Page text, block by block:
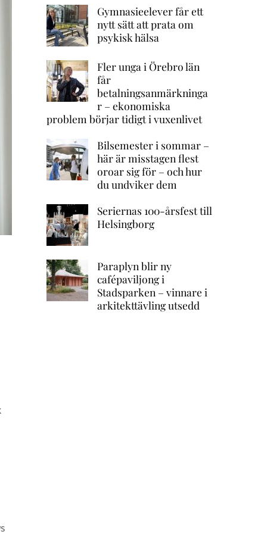
Gymnasieelever får ett
nytt sätt att prata om
psykisk hälsa
Fler unga i Örebro län
får
betalningsanmärkninga
r – ekonomiska
problem börjar tidigt i vuxenlivet
Bilsemester i sommar –
här är misstagen flest
oroar sig för – och hur
du undviker dem
Seriernas 100-årsfest till
Helsingborg
Paraplyn blir ny
cafépaviljong i
Stadsparken – vinnare i
arkitekttävling utsedd